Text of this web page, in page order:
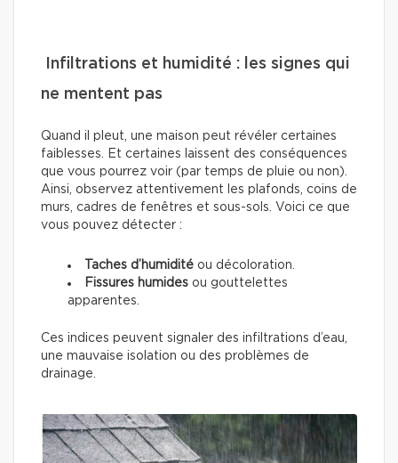
Infiltrations et humidité : les signes qui
ne mentent pas
Quand il pleut, une maison peut révéler certaines
faiblesses. Et certaines laissent des conséquences
que vous pourrez voir (par temps de pluie ou non).
Ainsi, observez attentivement les plafonds, coins de
murs, cadres de fenêtres et sous-sols. Voici ce que
vous pouvez détecter :
Taches d’humidité ou décoloration.
Fissures humides ou gouttelettes
apparentes.
Ces indices peuvent signaler des infiltrations d’eau,
une mauvaise isolation ou des problèmes de
drainage.